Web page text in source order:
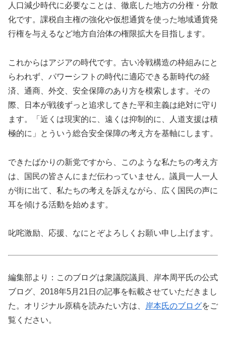
人口減少時代に必要なことは、徹底した地方の分権・分散
化です。課税自主権の強化や仮想通貨を使った地域通貨発
行権を与えるなど地方自治体の権限拡大を目指します。
これからはアジアの時代です。古い冷戦構造の枠組みにと
らわれず、パワーシフトの時代に適応できる新時代の経
済、通商、外交、安全保障のあり方を模索します。その
際、日本が戦後ずっと追求してきた平和主義は絶対に守り
ます。「近くは現実的に、遠くは抑制的に、人道支援は積
極的に」とういう総合安全保障の考え方を基軸にします。
できたばかりの新党ですから、このような私たちの考え方
は、国民の皆さんにまだ伝わっていません。議員一人一人
が街に出て、私たちの考えを訴えながら、広く国民の声に
耳を傾ける活動を始めます。
叱咤激励、応援、なにとぞよろしくお願い申し上げます。
編集部より：このブログは衆議院議員、岸本周平氏の公式
ブログ、2018年5月21日の記事を転載させていただきまし
た。オリジナル原稿を読みたい方は、
岸本氏のブログをご
覧ください。